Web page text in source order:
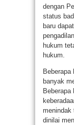
dengan
status
baru
hukum
hukum.
Beberapa
banyak
menindak
dinilai